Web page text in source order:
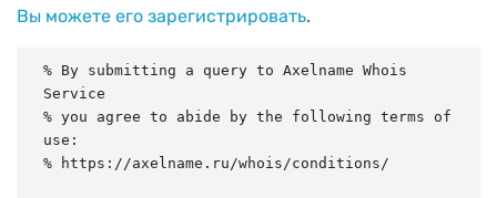
Вы можете его зарегистрировать.
% By submitting a query to Axelname Whois
Service
% you agree to abide by the following terms of
use:
% https://axelname.ru/whois/conditions/